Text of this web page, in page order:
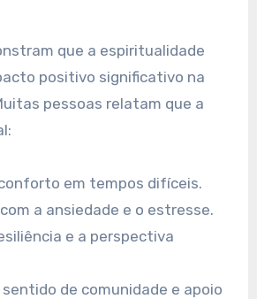
que a espiritualidade
positivo significativo na
pessoas relatam que a
em tempos difíceis.
a ansiedade e o estresse.
e a perspectiva
de comunidade e apoio